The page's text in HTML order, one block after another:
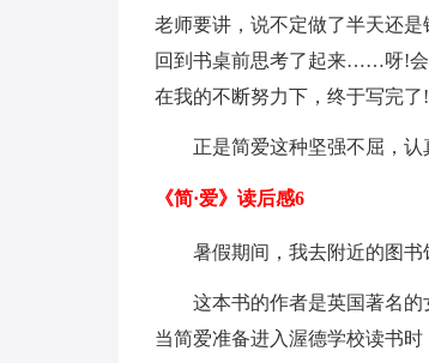
老师要讲，说不定做了半天还
回到书桌前思考了起来……呀!会
在我的不断努力下，终于写完
正是简爱这种坚强不屈，
《简·爱》读后感6
暑假期间，我去附近的图书
这本书的作者是英国著名的
当简爱准备进入渥德学校读书